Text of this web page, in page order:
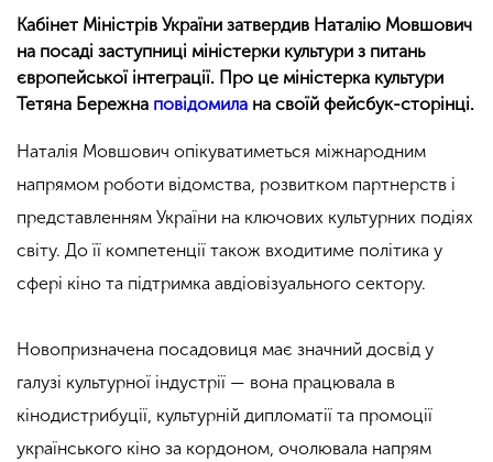
Кабінет Міністрів України затвердив Наталію Мовшович
на посаді заступниці міністерки культури з питань
європейської інтеграції. Про це міністерка культури
Тетяна Бережна повідомила на своїй фейсбук-сторінці.
Наталія Мовшович опікуватиметься міжнародним
напрямом роботи відомства, розвитком партнерств і
представленням України на ключових культурних подіях
світу. До її компетенції також входитиме політика у
сфері кіно та підтримка авдіовізуального сектору.
Новопризначена посадовиця має значний досвід у
галузі культурної індустрії — вона працювала в
кінодистрибуції, культурній дипломатії та промоції
українського кіно за кордоном, очолювала напрям